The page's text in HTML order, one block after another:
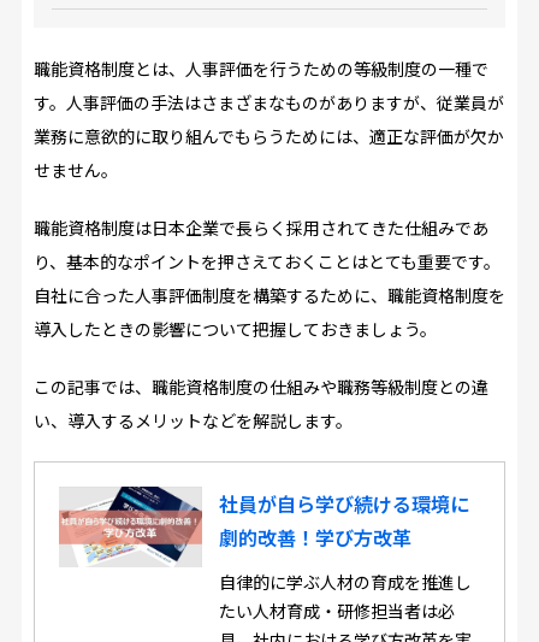
職能資格制度とは、人事評価を行うための等級制度の一種で
す。人事評価の手法はさまざまなものがありますが、従業員が
業務に意欲的に取り組んでもらうためには、適正な評価が欠か
せません。
職能資格制度は日本企業で長らく採用されてきた仕組みであ
り、基本的なポイントを押さえておくことはとても重要です。
自社に合った人事評価制度を構築するために、職能資格制度を
導入したときの影響について把握しておきましょう。
この記事では、職能資格制度の仕組みや職務等級制度との違
い、導入するメリットなどを解説します。
社員が自ら学び続ける環境に
劇的改善！学び方改革
自律的に学ぶ人材の育成を推進し
たい人材育成・研修担当者は必